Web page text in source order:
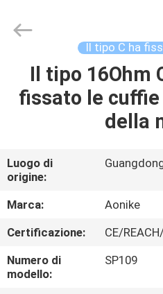
CASA
CIRCA
NOI
GIRO
DELLA
FABBRICA
Electronics
Co,ltd.
Il tipo C ha
Il tipo 16Ohm
fissato le
della
Luogo di
origine:
Marca:
Aonike
Certificazione:
CE/
Numero di
modello:
SP109